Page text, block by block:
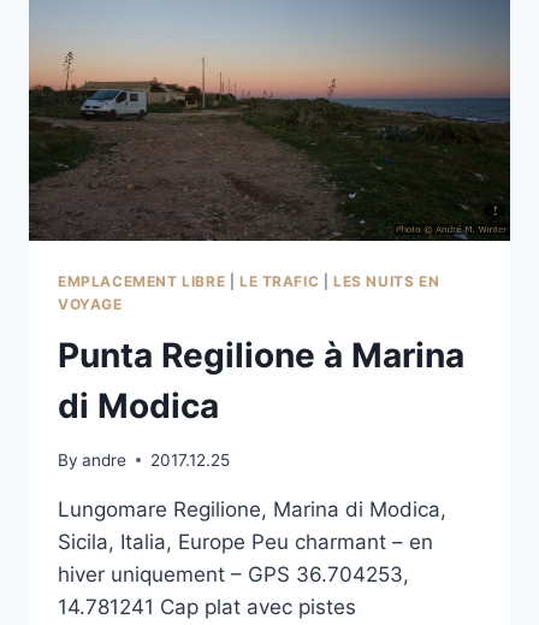
EMPLACEMENT LIBRE LE TRAFIC |LES NUITS EN
VOYAGE
Punta Regilione à Marina
di Modica
By andre 2017.12.25
Lungomare Regilione, Marina di Modica,
Sicila, Italia, Europe Peu charmant – en
hiver uniquement – GPS 36.704253,
14.781241 Cap plat avec pistes